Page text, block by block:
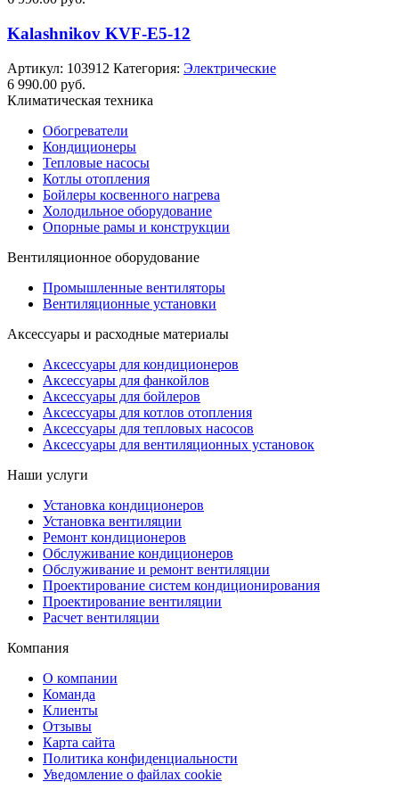
Kalashnikov KVF-E5-12
Артикул: 103912 Категория: Электрические
6 990.00 руб.
Климатическая техника
Обогреватели
Кондиционеры
Тепловые насосы
Котлы отопления
Бойлеры косвенного нагрева
Холодильное оборудование
Опорные рамы и конструкции
Вентиляционное оборудование
Промышленные вентиляторы
Вентиляционные установки
Аксессуары и расходные материалы
Аксессуары для кондиционеров
Аксессуары для фанкойлов
Аксессуары для бойлеров
Аксессуары для котлов отопления
Аксессуары для тепловых насосов
Аксессуары для вентиляционных установок
Наши услуги
Установка кондиционеров
Установка вентиляции
Ремонт кондиционеров
Обслуживание кондиционеров
Обслуживание и ремонт вентиляции
Проектирование систем кондиционирования
Проектирование вентиляции
Расчет вентиляции
Компания
О компании
Команда
Клиенты
Отзывы
Карта сайта
Политика конфиденциальности
Уведомление о файлах cookie